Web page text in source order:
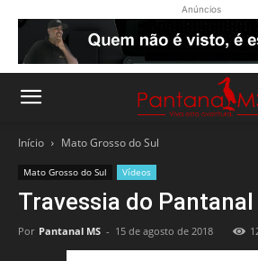
Anúncios
Início Mato Grosso do Sul
Mato Grosso do Sul Vídeos
Travessia do
Por Pantanal MS - 15 de agosto de 2018